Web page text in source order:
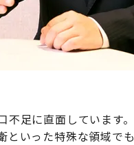
不足に直面しています
といった特殊な領域で